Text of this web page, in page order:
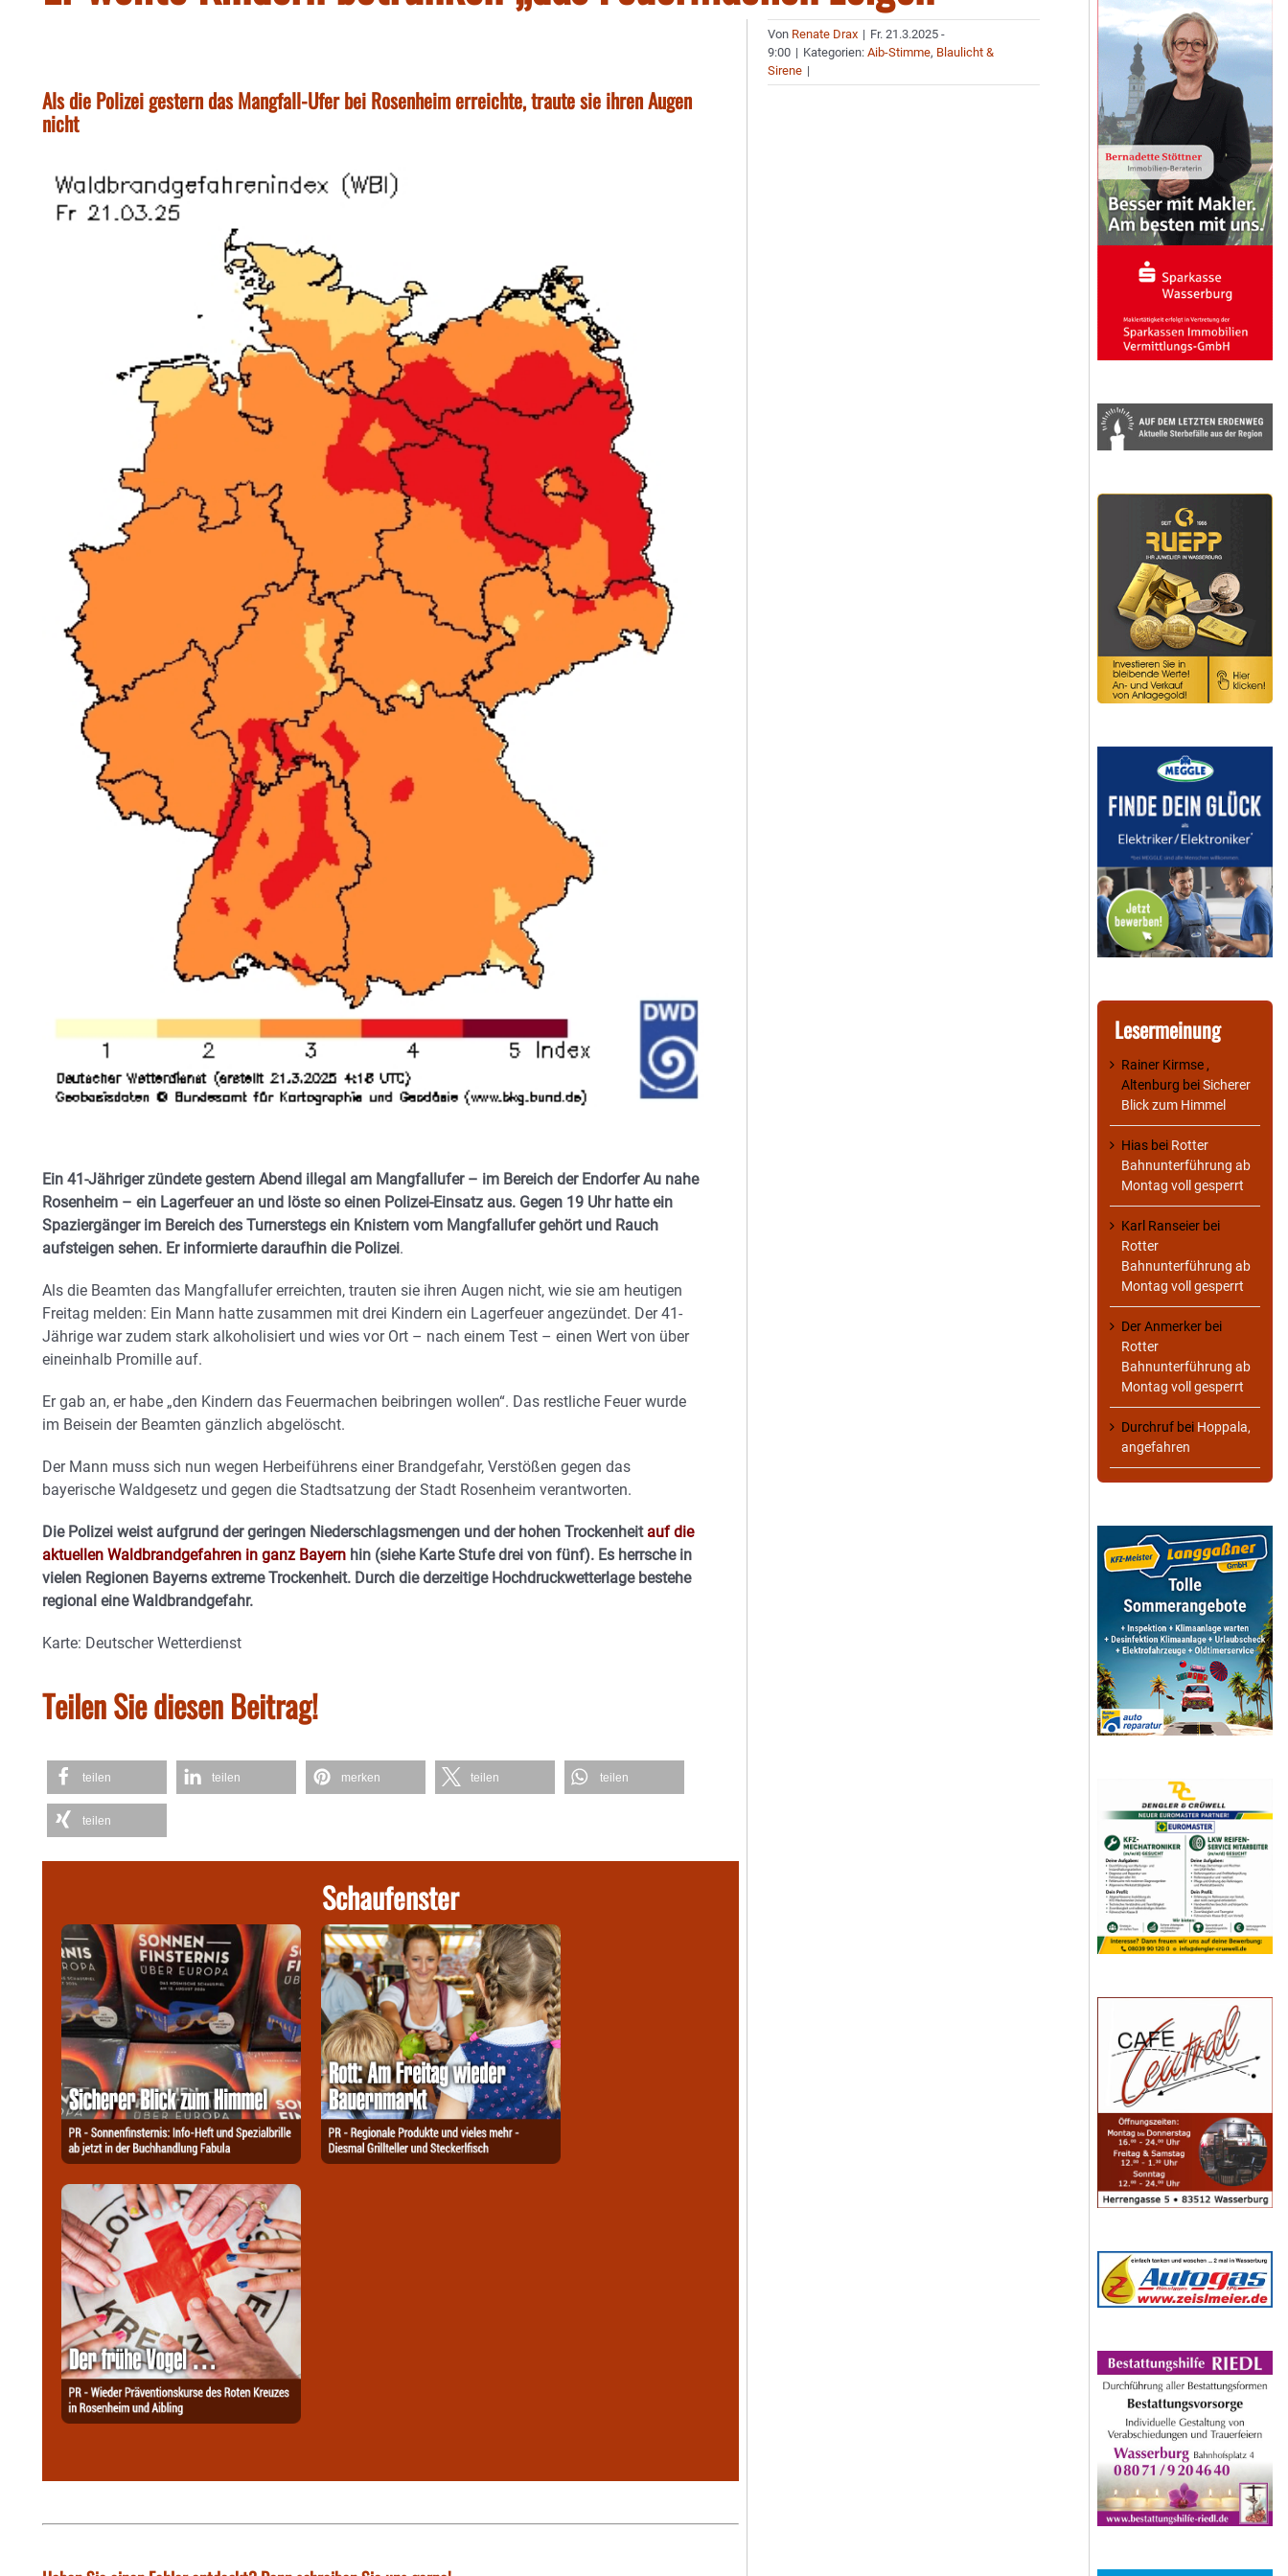
Als die Polizei gestern das Mangfall-Ufer bei Rosenheim erreichte, traute sie ihren Augen
nicht
Ein 41-Jähriger zündete gestern Abend illegal am Mangfallufer – im Bereich der Endorfer Au nahe
Rosenheim – ein Lagerfeuer an und löste so einen Polizei-Einsatz aus. Gegen 19 Uhr hatte ein
Spaziergänger im Bereich des Turnerstegs ein Knistern vom Mangfallufer gehört und Rauch
aufsteigen sehen. Er informierte daraufhin die Polizei.
Als die Beamten das Mangfallufer erreichten, trauten sie ihren Augen nicht, wie sie am heutigen
Freitag melden: Ein Mann hatte zusammen mit drei Kindern ein Lagerfeuer angezündet. Der 41-
Jährige war zudem stark alkoholisiert und wies vor Ort – nach einem Test – einen Wert von über
eineinhalb Promille auf.
Er gab an, er habe „den Kindern das Feuermachen beibringen wollen“. Das restliche Feuer wurde
im Beisein der Beamten gänzlich abgelöscht.
Der Mann muss sich nun wegen Herbeiführens einer Brandgefahr, Verstößen gegen das
bayerische Waldgesetz und gegen die Stadtsatzung der Stadt Rosenheim verantworten.
Die Polizei weist aufgrund der geringen Niederschlagsmengen und der hohen Trockenheit auf die
aktuellen Waldbrandgefahren in ganz Bayern hin (siehe Karte Stufe drei von fünf). Es herrsche in
vielen Regionen Bayerns extreme Trockenheit. Durch die derzeitige Hochdruckwetterlage bestehe
regional eine Waldbrandgefahr.
Karte: Deutscher Wetterdienst
Teilen Sie diesen Beitrag!
teilen teilen merken teilen teilen
teilen
Schaufenster
Von Renate Drax | Fr. 21.3.2025 -
9:00 | Kategorien:Aib-Stimme, Blaulicht &
Sirene |
Lesermeinung
Rainer Kirmse ,
Altenburg beiSicherer
Blick zum Himmel
Hias bei Rotter
Bahnunterführung ab
Montag voll gesperrt
Karl Ranseier bei
Rotter
Bahnunterführung ab
Montag voll gesperrt
Der Anmerker bei
Rotter
Bahnunterführung ab
Montag voll gesperrt
Durchruf bei Hoppala,
angefahren